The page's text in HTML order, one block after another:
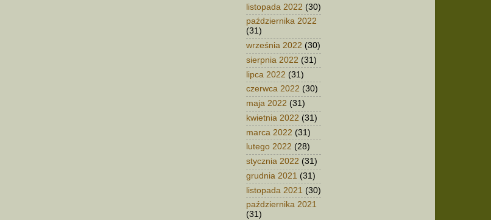
listopada 2022 (30)
października 2022
(31)
września 2022 (30)
sierpnia 2022 (31)
lipca 2022 (31)
czerwca 2022 (30)
maja 2022 (31)
kwietnia 2022 (31)
marca 2022 (31)
lutego 2022 (28)
stycznia 2022 (31)
grudnia 2021 (31)
listopada 2021 (30)
października 2021
(31)